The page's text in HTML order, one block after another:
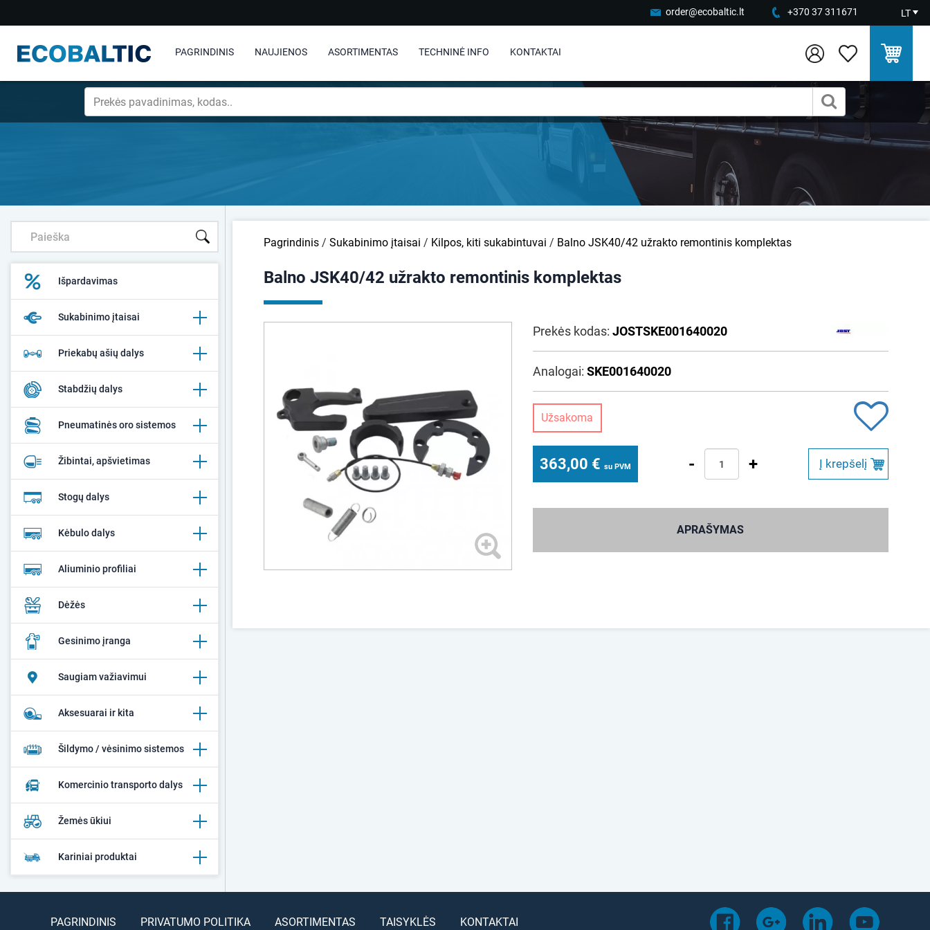
order@ecobaltic.lt +370 37 311671 LT
PAGRINDINIS NAUJIENOS ASORTIMENTAS TECHNINĖ INFO KONTAKTAI
Išpardavimas
Sukabinimo įtaisai
Priekabų ašių dalys
Stabdžių dalys
Pneumatinės oro sistemos
Žibintai, apšvietimas
Stogų dalys
Kėbulo dalys
Aliuminio profiliai
Dėžės
Gesinimo įranga
Saugiam važiavimui
Aksesuarai ir kita
Šildymo / vėsinimo sistemos
Komercinio transporto dalys
Žemės ūkiui
Kariniai produktai
Pagrindinis / Sukabinimo įtaisai / Kilpos, kiti sukabintuvai / Balno JSK40/42 užrakto remontinis komplektas
Balno JSK40/42 užrakto remontinis komplektas
Prekės kodas: JOSTSKE001640020
Analogai: SKE001640020
Užsakoma
363,00 € su PVM - + Į krepšelį
APRAŠYMAS
PAGRINDINIS PRIVATUMO POLITIKA ASORTIMENTAS TAISYKLĖS KONTAKTAI